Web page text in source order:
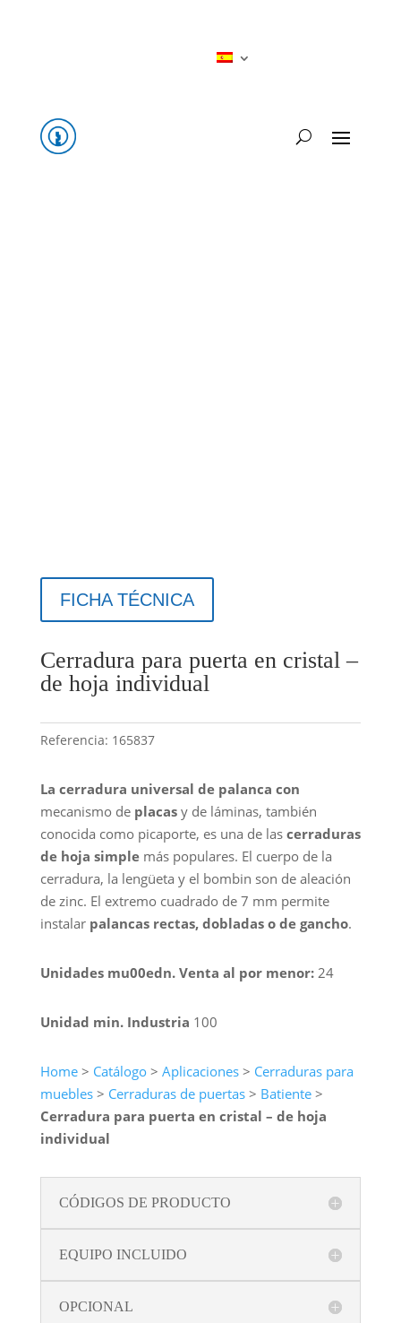
FICHA TÉCNICA
Cerradura para puerta en cristal –
de hoja individual
Referencia: 165837
La cerradura universal de palanca con
mecanismo de placasy de láminas, también
conocida como picaporte, es una de las cerraduras
de hoja simplemás populares. El cuerpo de la
cerradura, la lengüeta y el bombin son de aleación
de zinc. El extremo cuadrado de 7 mm permite
instalar palancas rectas, dobladas o de gancho.
Unidades mu00edn. Venta al por menor: 24
Unidad min. Industria 100
Home> Catálogo> Aplicaciones> Cerraduras para
muebles> Cerraduras de puertas> Batiente>
Cerradura para puerta en cristal – de hoja
individual
CÓDIGOS DE PRODUCTO
EQUIPO INCLUIDO
OPCIONAL